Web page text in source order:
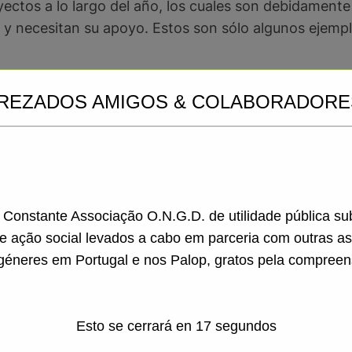
a lo largo del año, los cuales son
necesitan su apoyo. Estos son sólo algunos
Ass. Remar»
voluntarios. Si desea ayudarnos con los
AMIGOS &
Associação O.N.G.D. de utilidade pública
ação social levados a cabo em parceria com outras
em Portugal e nos Palop, gratos pela
Esto se cerrará en 16segundos